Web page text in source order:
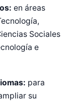
en áreas
Sociales
e
para
su